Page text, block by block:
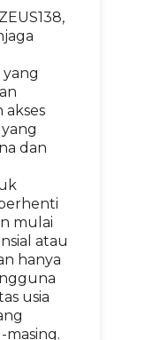
akses
dan
mulai
atau
hanya
usia
masing.